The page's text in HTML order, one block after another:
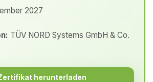
2027
TÜV NORD Systems GmbH & Co.
herunterladen